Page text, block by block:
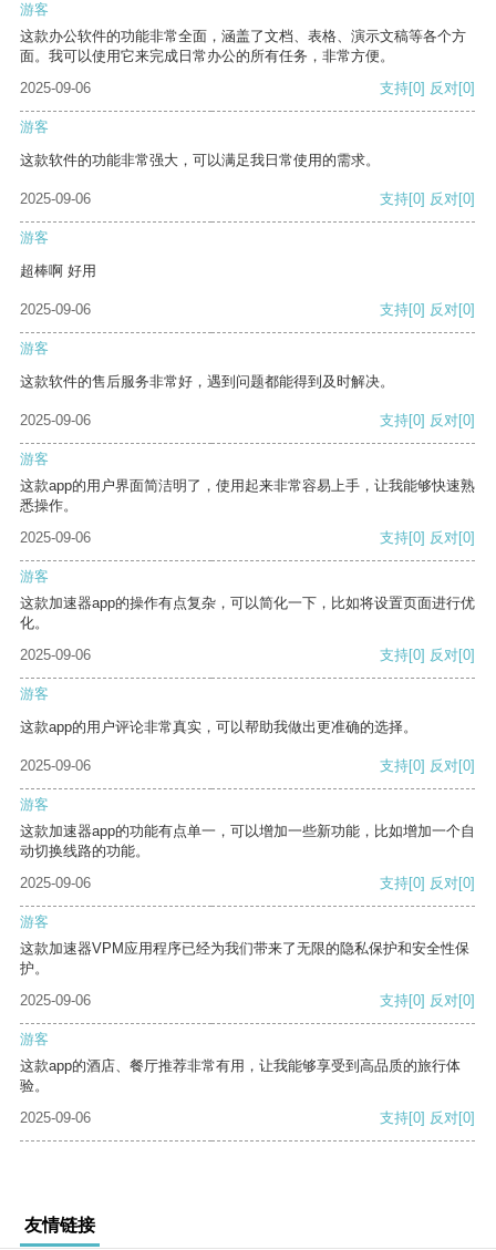
游客
这款办公软件的功能非常全面，涵盖了文档、表格、演示文稿等各个方
面。我可以使用它来完成日常办公的所有任务，非常方便。
2025-09-06
支持[0] 反对[0]
游客
这款软件的功能非常强大，可以满足我日常使用的需求。
2025-09-06 支持[0] 反对[0]
游客
超棒啊 好用
2025-09-06 支持[0] 反对[0]
游客
这款软件的售后服务非常好，遇到问题都能得到及时解决。
2025-09-06 支持[0] 反对[0]
游客
这款app的用户界面简洁明了，使用起来非常容易上手，让我能够快速熟
悉操作。
2025-09-06
支持[0] 反对[0]
游客
这款加速器app的操作有点复杂，可以简化一下，比如将设置页面进行优
化。
2025-09-06
支持[0] 反对[0]
游客
这款app的用户评论非常真实，可以帮助我做出更准确的选择。
2025-09-06 支持[0] 反对[0]
游客
这款加速器app的功能有点单一，可以增加一些新功能，比如增加一个自
动切换线路的功能。
2025-09-06
支持[0] 反对[0]
游客
这款加速器VPM应用程序已经为我们带来了无限的隐私保护和安全性保
护。
2025-09-06
支持[0] 反对[0]
游客
这款app的酒店、餐厅推荐非常有用，让我能够享受到高品质的旅行体
验。
2025-09-06
支持[0] 反对[0]
友情链接